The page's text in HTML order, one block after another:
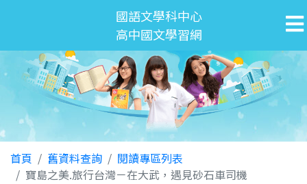
國語文學科中心
高中國文學習網
首頁 舊資料查詢
閱讀專區列表
寶島之美.旅行台灣－在大武，遇見砂石車司機